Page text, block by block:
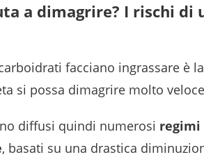
a dimagrire? I rischi di
facciano ingrassare è
si possa dimagrire molto
diffusi quindi numerosi
, basati su una drastica